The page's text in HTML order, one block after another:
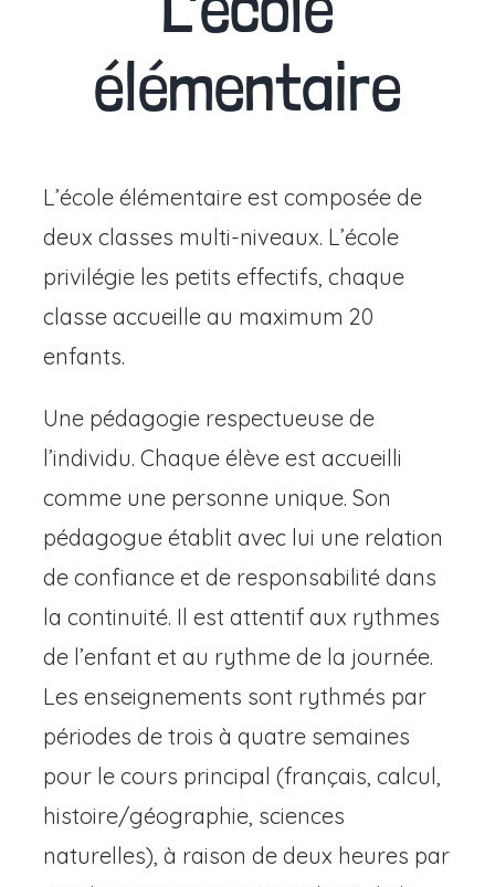
élémentaire
L’école élémentaire est composée de
deux classes multi-niveaux. L’école
privilégie les petits effectifs, chaque
classe accueille au maximum 20
enfants.
Une pédagogie respectueuse de
l’individu. Chaque élève est accueilli
comme une personne unique. Son
pédagogue établit avec lui une relation
de confiance et de responsabilité dans
la continuité. Il est attentif aux rythmes
de l’enfant et au rythme de la journée.
Les enseignements sont rythmés par
périodes de trois à quatre semaines
pour le cours principal (français, calcul,
histoire/géographie, sciences
naturelles), à raison de deux heures par